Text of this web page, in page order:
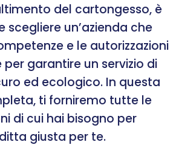
del cartongesso, è
scegliere un’azienda che
e le autorizzazioni
per garantire un servizio di
ed ecologico. In questa
ti forniremo tutte le
di cui hai bisogno per
giusta per te.